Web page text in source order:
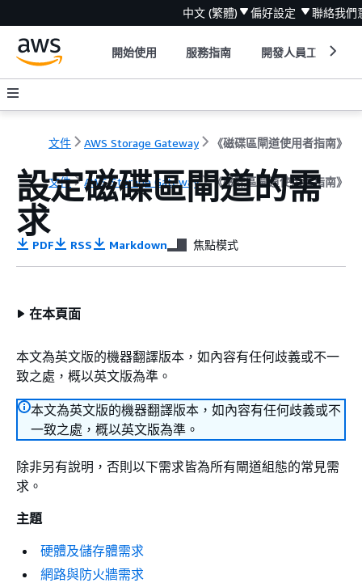
中文 (繁體) 偏好設定 聯絡我們
開始使用 服務指南 開發人員工具
文件 AWS Storage Gateway 《磁碟區閘道使用者指南》
文件 AWS Storage Gateway 《磁碟區閘道使用者指南》
設定磁碟區閘道的需
求
PDF RSS Markdown 焦點模式
在本頁面
本文為英文版的機器翻譯版本，如內容有任何歧義或不一
致之處，概以英文版為準。
本文為英文版的機器翻譯版本，如內容有任何歧義或不
一致之處，概以英文版為準。
除非另有說明，否則以下需求皆為所有閘道組態的常見需
求。
主題
硬體及儲存體需求
網路與防火牆需求